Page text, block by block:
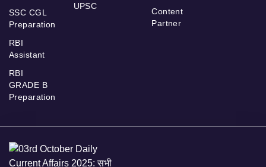
SSC CGL
Preparation
RBI
Assistant
RBI
GRADE B
Preparation
UPSC
Content
Partner